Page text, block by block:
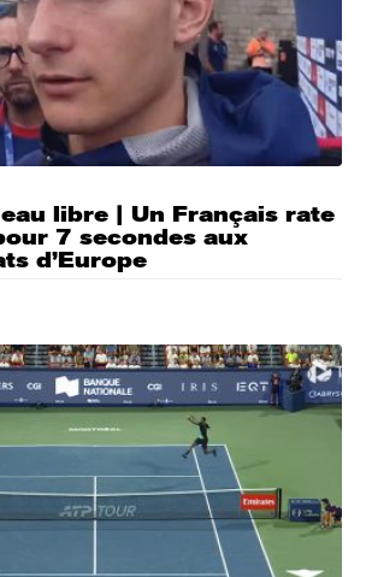
libre | Un Français rate
7 secondes aux
d’Europe